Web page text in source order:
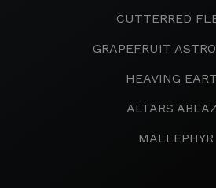
CUTTERRED
GRAPEFRUIT
HEAVING
ALTARS
MALLEPHYR